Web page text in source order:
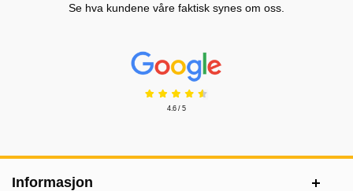
Se hva kundene våre faktisk synes om oss.
Prisjakt Vurdering: 4.6 Stjerne
4.6 / 5
Informasjon